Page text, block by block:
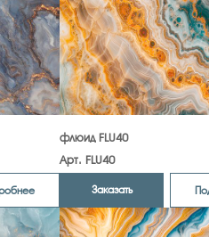
флюид FLU40
Арт. FLU40
Заказать